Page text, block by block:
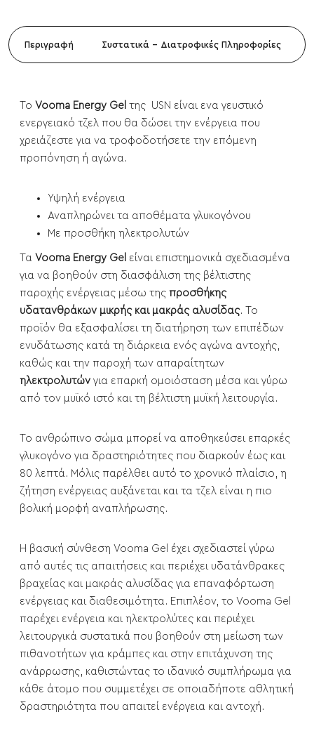
Περιγραφή Συστατικά - Διατροφικές Πληροφορίες
To Vooma Energy Gel της USN είναι ενα γευστικό
ενεργειακό τζελ που θα δώσει την ενέργεια που
χρειάζεστε για να τροφοδοτήσετε την επόμενη
προπόνηση ή αγώνα.
Υψηλή ενέργεια
Αναπληρώνει τα αποθέματα γλυκογόνου
Με προσθήκη ηλεκτρολυτών
Τα Vooma Energy Gel είναι επιστημονικά σχεδιασμένα
για να βοηθούν στη διασφάλιση της βέλτιστης
παροχής ενέργειας μέσω της προσθήκης
υδατανθράκων μικρής και μακράς αλυσίδας. Το
προϊόν θα εξασφαλίσει τη διατήρηση των επιπέδων
ενυδάτωσης κατά τη διάρκεια ενός αγώνα αντοχής,
καθώς και την παροχή των απαραίτητων
ηλεκτρολυτών για επαρκή ομοιόσταση μέσα και γύρω
από τον μυϊκό ιστό και τη βέλτιστη μυϊκή λειτουργία.
Το ανθρώπινο σώμα μπορεί να αποθηκεύσει επαρκές
γλυκογόνο για δραστηριότητες που διαρκούν έως και
80 λεπτά. Μόλις παρέλθει αυτό το χρονικό πλαίσιο, η
ζήτηση ενέργειας αυξάνεται και τα τζελ είναι η πιο
βολική μορφή αναπλήρωσης.
Η βασική σύνθεση Vooma Gel έχει σχεδιαστεί γύρω
από αυτές τις απαιτήσεις και περιέχει υδατάνθρακες
βραχείας και μακράς αλυσίδας για επαναφόρτωση
ενέργειας και διαθεσιμότητα. Επιπλέον, το Vooma Gel
παρέχει ενέργεια και ηλεκτρολύτες και περιέχει
λειτουργικά συστατικά που βοηθούν στη μείωση των
πιθανοτήτων για κράμπες και στην επιτάχυνση της
ανάρρωσης, καθιστώντας το ιδανικό συμπλήρωμα για
κάθε άτομο που συμμετέχει σε οποιαδήποτε αθλητική
δραστηριότητα που απαιτεί ενέργεια και αντοχή.